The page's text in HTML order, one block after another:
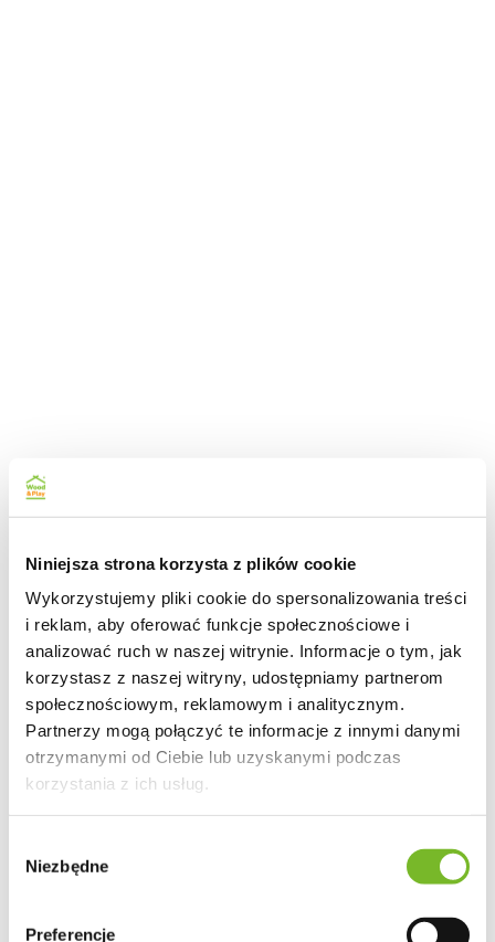
Niniejsza strona korzysta z plików cookie
Wykorzystujemy pliki cookie do spersonalizowania treści
i reklam, aby oferować funkcje społecznościowe i
analizować ruch w naszej witrynie. Informacje o tym, jak
korzystasz z naszej witryny, udostępniamy partnerom
społecznościowym, reklamowym i analitycznym.
Partnerzy mogą połączyć te informacje z innymi danymi
otrzymanymi od Ciebie lub uzyskanymi podczas
korzystania z ich usług.
zgody
Niezbędne
Preferencje